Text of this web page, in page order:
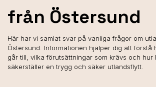
från Östersund
Här har vi samlat svar på vanliga frågor om
Östersund. Informationen hjälper dig att förstå
går till, vilka förutsättningar som krävs och hur
säkerställer en trygg och säker utlandsflytt.